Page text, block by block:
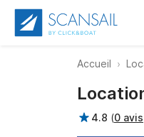
Accueil
4.8 (0 avis